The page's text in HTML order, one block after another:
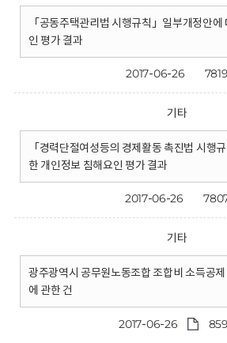
「공동주택관리법 시행규칙」일부개정안
인 평가 결과
2017-06-26 7819
기타
「경력단절여성등의 경제활동 촉진법 시행
한 개인정보 침해요인 평가 결과
2017-06-26
기타
광주광역시 공무원노동조합 조합비 소득공
에 관한 건
2017-06-26